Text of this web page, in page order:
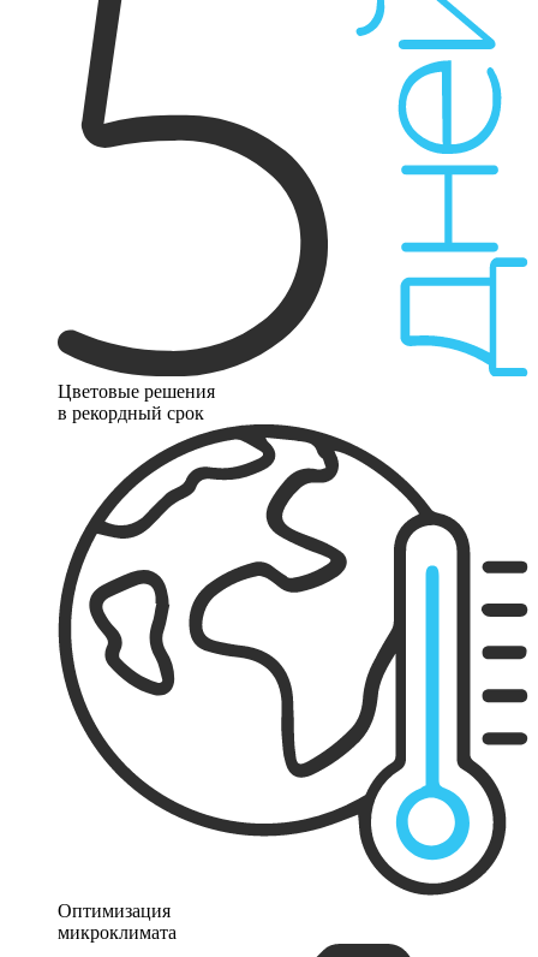
Цветовые решения
в рекордный срок
Оптимизация
микроклимата